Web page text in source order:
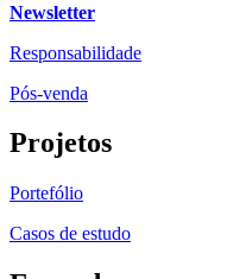
Newsletter
Responsabilidade
Pós-venda
Projetos
Portefólio
Casos de estudo